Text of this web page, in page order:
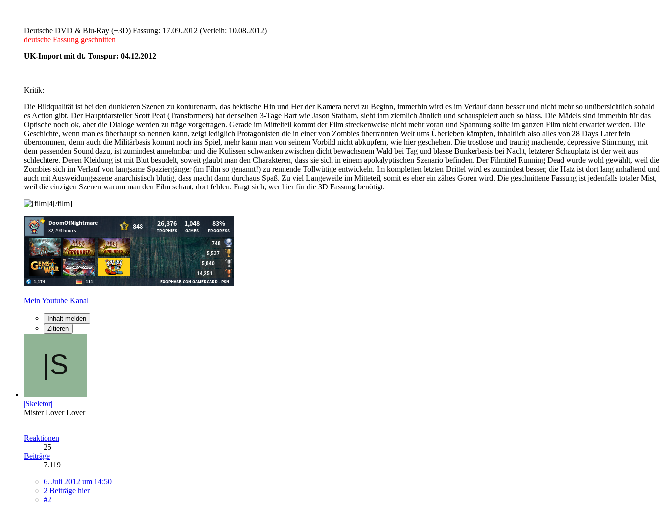
Deutsche DVD & Blu-Ray (+3D) Fassung: 17.09.2012 (Verleih: 10.08.2012)
deutsche Fassung geschnitten
UK-Import mit dt. Tonspur: 04.12.2012
Kritik:
Die Bildqualität ist bei den dunkleren Szenen zu konturenarm, das hektische Hin und Her der Kamera nervt zu Beginn, immerhin wird es im Verlauf dann besser und nicht mehr so unübersichtlich sobald
es Action gibt. Der Hauptdarsteller Scott Peat (Transformers) hat denselben 3-Tage Bart wie Jason Statham, sieht ihm ziemlich ähnlich und schauspielert auch so blass. Die Mädels sind immerhin für das
Optische noch ok, aber die Dialoge werden zu träge vorgetragen. Gerade im Mittelteil kommt der Film streckenweise nicht mehr voran und Spannung sollte im ganzen Film nicht erwartet werden. Die
Geschichte, wenn man es überhaupt so nennen kann, zeigt lediglich Protagonisten die in einer von Zombies überrannten Welt ums Überleben kämpfen, inhaltlich also alles von 28 Days Later fein
übernommen, denn auch die Militärbasis kommt noch ins Spiel, mehr kann man von seinem Vorbild nicht abkupfern, wie hier geschehen. Die trostlose und traurig machende, depressive Stimmung, mit
dem passenden Sound dazu, ist zumindest annehmbar und die Kulissen schwanken zwischen dicht bewachsnem Wald bei Tag und blasse Bunkerbasis bei Nacht, letzterer Schauplatz ist der weit aus
schlechtere. Deren Kleidung ist mit Blut besudelt, soweit glaubt man den Charakteren, dass sie sich in einem apokalyptischen Szenario befinden. Der Filmtitel Running Dead wurde wohl gewählt, weil die
Zombies sich im Verlauf von langsame Spaziergänger (im Film so genannt!) zu rennende Tollwütige entwickeln. Im kompletten letzten Drittel wird es zumindest besser, die Hatz ist dort lang anhaltend und
auch mit Ausweidungsszene anarchistisch blutig, dass macht dann durchaus Spaß. Zu viel Langeweile im Mitteteil, somit es eher ein zähes Goren wird. Die geschnittene Fassung ist jedenfalls totaler Mist,
weil die einzigen Szenen warum man den Film schaut, dort fehlen. Fragt sich, wer hier für die 3D Fassung benötigt.
Mein Youtube Kanal
Inhalt melden
Zitieren
|Skeletor|
Mister Lover Lover
Reaktionen
25
Beiträge
7.119
6. Juli 2012 um 14:50
2 Beiträge hier
#2